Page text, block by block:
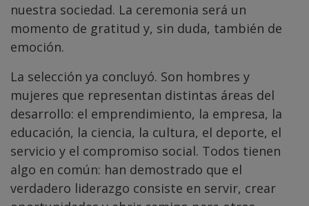
nuestra sociedad. La ceremonia será un
momento de gratitud y, sin duda, también de
emoción.
La selección ya concluyó. Son hombres y
mujeres que representan distintas áreas del
desarrollo: el emprendimiento, la empresa, la
educación, la ciencia, la cultura, el deporte, el
servicio y el compromiso social. Todos tienen
algo en común: han demostrado que el
verdadero liderazgo consiste en servir, crear